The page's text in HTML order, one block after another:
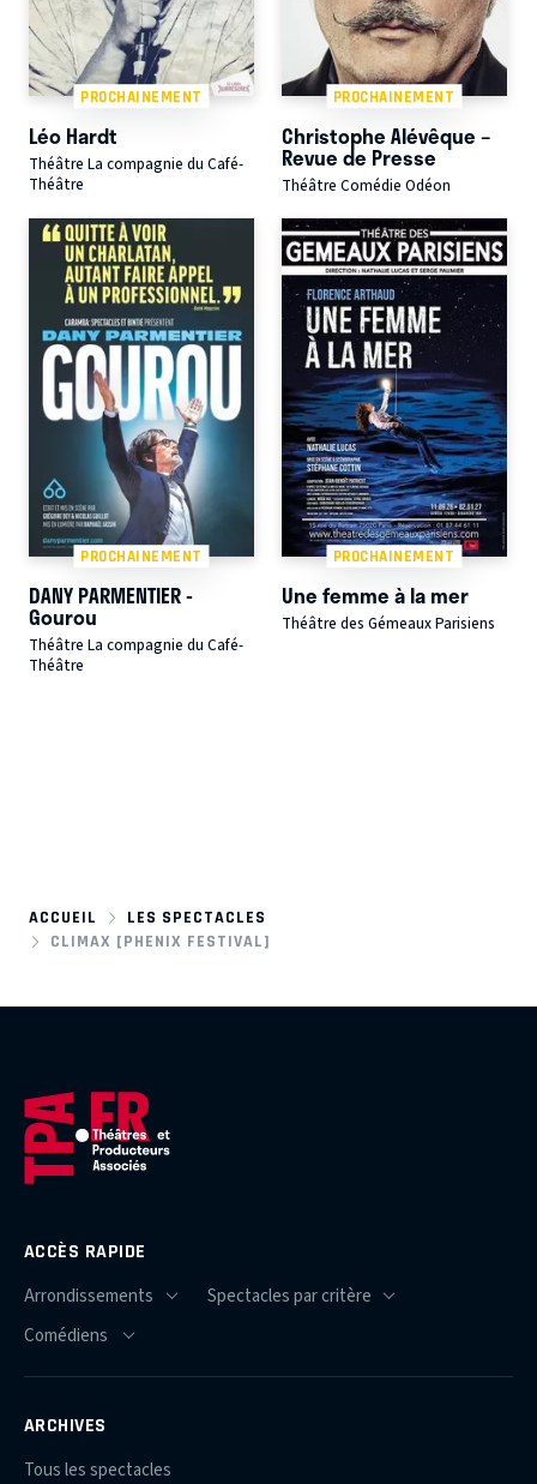
PROCHAINEMENT
Léo Hardt
Théâtre La compagnie du Café-
Théâtre
PROCHAINEMENT
Christophe Alévêque –
Revue de Presse
Théâtre Comédie Odéon
PROCHAINEMENT
DANY PARMENTIER -
Gourou
Théâtre La compagnie du Café-
Théâtre
PROCHAINEMENT
Une femme à la mer
Théâtre des Gémeaux Parisiens
ACCUEIL
LES SPECTACLES
CLIMAX [PHENIX FESTIVAL]
ACCÈS RAPIDE
ARCHIVES
Tous les spectacles